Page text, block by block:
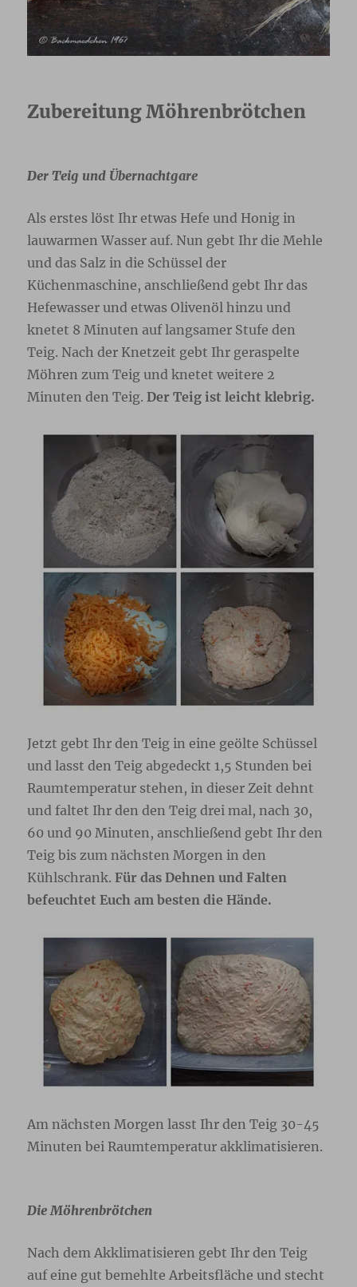
Zubereitung Möhrenbrötchen
Der Teig und Übernachtgare
Als erstes löst Ihr etwas Hefe und Honig in
lauwarmen Wasser auf. Nun gebt Ihr die Mehle
und das Salz in die Schüssel der
Küchenmaschine, anschließend gebt Ihr das
Hefewasser und etwas Olivenöl hinzu und
knetet 8 Minuten auf langsamer Stufe den
Teig. Nach der Knetzeit gebt Ihr geraspelte
Möhren zum Teig und knetet weitere 2
Minuten den Teig.Der Teig ist leicht klebrig.
Jetzt gebt Ihr den Teig in eine geölte Schüssel
und lasst den Teig abgedeckt 1,5 Stunden bei
Raumtemperatur stehen, in dieser Zeit dehnt
und faltet Ihr den den Teig drei mal, nach 30,
60 und 90 Minuten, anschließend gebt Ihr den
Teig bis zum nächsten Morgen in den
Kühlschrank.Für das Dehnen und Falten
befeuchtet Euch am besten die Hände.
Am nächsten Morgen lasst Ihr den Teig 30-45
Minuten bei Raumtemperatur akklimatisieren.
Die Möhrenbrötchen
Nach dem Akklimatisieren gebt Ihr den Teig
auf eine gut bemehlte Arbeitsfläche und stecht